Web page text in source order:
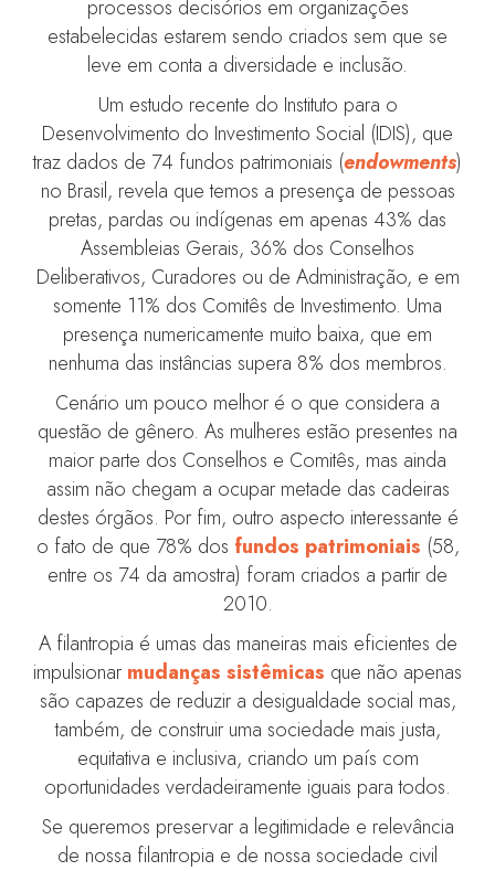
processos decisórios em organizações
estabelecidas estarem sendo criados sem que se
leve em conta a diversidade e inclusão.
Um estudo recente do Instituto para o
Desenvolvimento do Investimento Social (IDIS), que
traz dados de 74 fundos patrimoniais (endowments)
no Brasil, revela que temos a presença de pessoas
pretas, pardas ou indígenas em apenas 43% das
Assembleias Gerais, 36% dos Conselhos
Deliberativos, Curadores ou de Administração, e em
somente 11% dos Comitês de Investimento. Uma
presença numericamente muito baixa, que em
nenhuma das instâncias supera 8% dos membros.
Cenário um pouco melhor é o que considera a
questão de gênero. As mulheres estão presentes na
maior parte dos Conselhos e Comitês, mas ainda
assim não chegam a ocupar metade das cadeiras
destes órgãos. Por fim, outro aspecto interessante é
o fato de que 78% dos fundos patrimoniais (58,
entre os 74 da amostra) foram criados a partir de
2010.
A filantropia é umas das maneiras mais eficientes de
impulsionar mudanças sistêmicas que não apenas
são capazes de reduzir a desigualdade social mas,
também, de construir uma sociedade mais justa,
equitativa e inclusiva, criando um país com
oportunidades verdadeiramente iguais para todos.
Se queremos preservar a legitimidade e relevância
de nossa filantropia e de nossa sociedade civil